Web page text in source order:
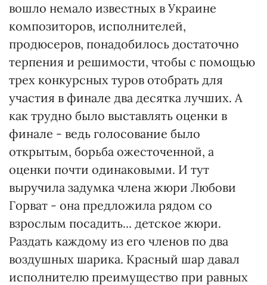
вошло немало известных в Украине
композиторов, исполнителей,
продюсеров, понадобилось достаточно
терпения и решимости, чтобы с помощью
трех конкурсных туров отобрать для
участия в финале два десятка лучших. А
как трудно было выставлять оценки в
финале - ведь голосование было
открытым, борьба ожесточенной, а
оценки почти одинаковыми. И тут
выручила задумка члена жюри Любови
Горват - она предложила рядом со
взрослым посадить... детское жюри.
Раздать каждому из его членов по два
воздушных шарика. Красный шар давал
исполнителю преимущество при равных